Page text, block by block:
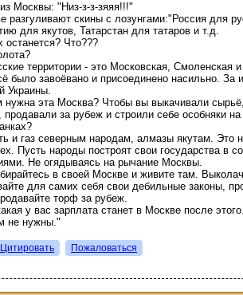
Москвы: "Низ-з-з-зяяя!!!"
разгуливают скины с лозунгами:"Россия для
для якутов, Татарстан для татаров и т.д.
останется? Что???
территории - это Московская, Смоленская
было завоёвано и присоединено насильно. За
Украины.
эта Москва? Чтобы вы выкачивали
продавали за рубеж и строили себе особняки
и газ северным народам, алмазы якутам. Это
Пусть народы построят свои государства в
Не огядываясь на рычание Москвы.
в своей Москве и живите там.
для самих себя свои дебильные законы,
торф за рубеж.
у вас зарплата станет в Москве после этого.
не нужны."
Цитировать Пожаловаться